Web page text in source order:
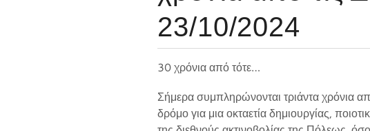
23/10/2024
30 χρόνια από τότε…
Σήμερα συμπληρώνονται τριάντα χρόνια
δρόμο για μια οκταετία δημιουργίας,